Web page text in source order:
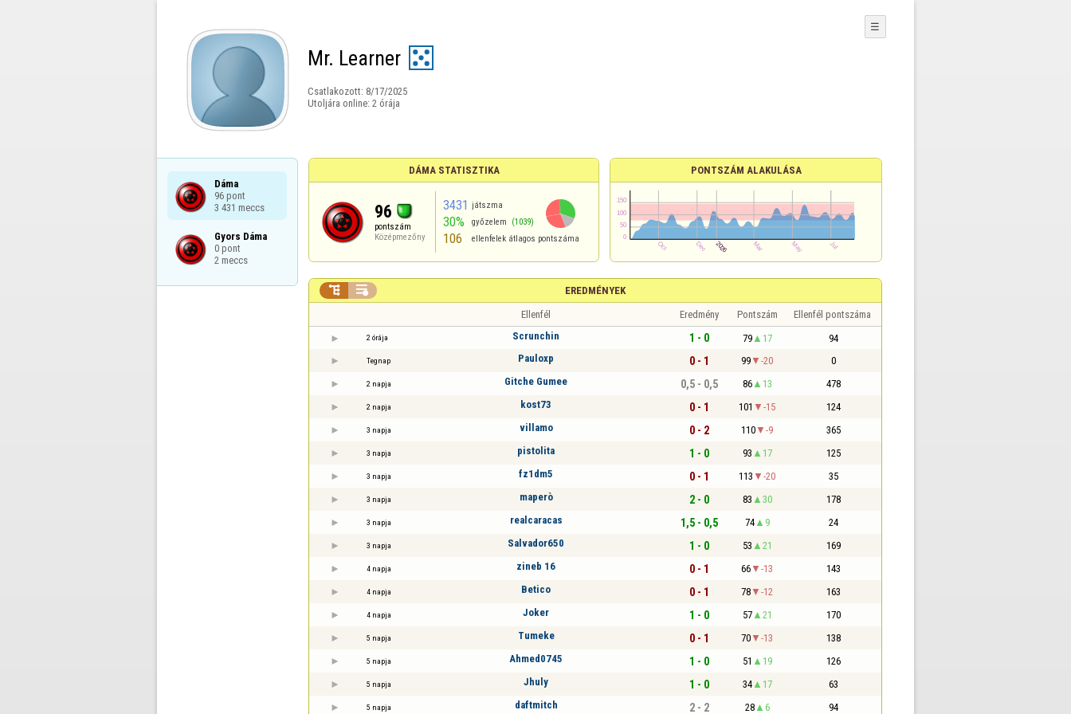
Mr. Learner
Csatlakozott: 8/17/2025
Utoljára online: 2 órája
☰
Dáma
96 pont
3 431 meccs
Gyors Dáma
0 pont
2 meccs
DÁMA STATISZTIKA
96
pontszám
Középmezőny
3431 játszma
30% győzelem (1039)
106 ellenfelek átlagos pontszáma
PONTSZÁM ALAKULÁSA
EREDMÉNYEK
 
Ellenfél Eredmény Pontszám Ellenfél pontszáma
2 órája Scrunchin 1 - 0 79 17 94
Tegnap Pauloxp 0 - 1 99 -20 0
2 napja Gitche Gumee 0,5 - 0,5 86 13 478
2 napja kost73 0 - 1 101 -15 124
3 napja villamo 0 - 2 110 -9 365
3 napja pistolita 1 - 0 93 17 125
3 napja fz1dm5 0 - 1 113 -20 35
3 napja maperò 2 - 0 83 30 178
3 napja realcaracas 1,5 - 0,5 74 9 24
3 napja Salvador650 1 - 0 53 21 169
4 napja zineb 16 0 - 1 66 -13 143
4 napja Betico 0 - 1 78 -12 163
4 napja Joker 1 - 0 57 21 170
5 napja Tumeke 0 - 1 70 -13 138
5 napja Ahmed0745 1 - 0 51 19 126
5 napja Jhuly 1 - 0 34 17 63
5 napja daftmitch 2 - 2 28 6 94